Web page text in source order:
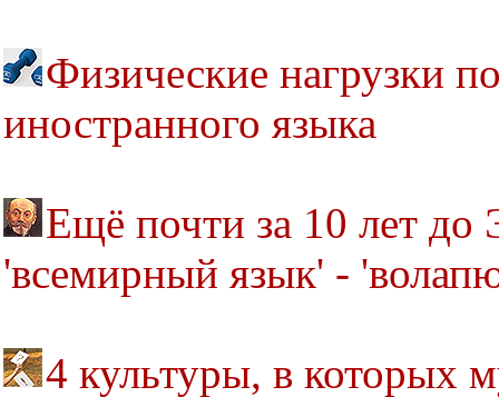
Физические нагрузки
иностранного языка
Ещё почти за 10 лет до
'всемирный язык' -
4 культуры, в которых